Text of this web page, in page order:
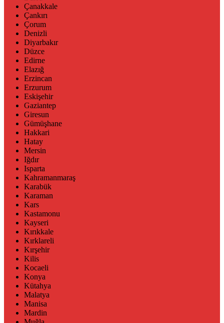
Çanakkale
Çankırı
Çorum
Denizli
Diyarbakır
Düzce
Edirne
Elazığ
Erzincan
Erzurum
Eskişehir
Gaziantep
Giresun
Gümüşhane
Hakkari
Hatay
Mersin
Iğdır
Isparta
Kahramanmaraş
Karabük
Karaman
Kars
Kastamonu
Kayseri
Kırıkkale
Kırklareli
Kırşehir
Kilis
Kocaeli
Konya
Kütahya
Malatya
Manisa
Mardin